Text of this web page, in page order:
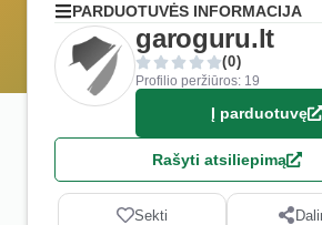
PARDUOTUVĖS INFORMACIJA
garoguru.lt
(0)
Profilio peržiūros: 19
Į parduotuvę
Rašyti atsiliepimą
Sekti